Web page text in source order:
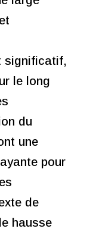
significatif,
le long
du
une
pour
de
hausse